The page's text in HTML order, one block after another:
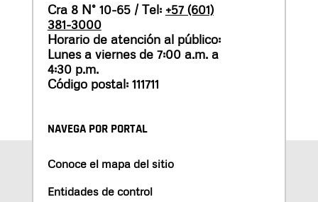
Cra 8 N° 10-65 / Tel: +57 (601)
381-3000
Horario de atención al público:
Lunes a viernes de 7:00 a.m. a
4:30 p.m.
Código postal: 111711
NAVEGA POR PORTAL
Conoce el mapa del sitio
Entidades de control